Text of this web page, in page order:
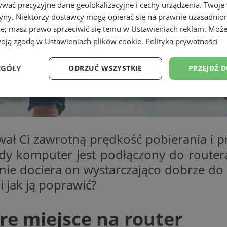
Ci zawrotną prędkość pobierania i
komputer jest podłączony do
dociera on wystarczająco dobrze
jak ją poprawić?
miejsce na router
precyzyjne dane geolokalizacyjne i cechy urządzenia.
Niektórzy dostawcy mogą opierać się na prawnie
masz prawo sprzeciwić się temu w Ustawieniach reklam.
zgodę w Ustawieniach plików cookie. Polityka prywatności
PRZEJDŹ
ODRZUĆ WSZYSTKIE
Wydajność Targetowanie Funkcjonalność
Wydajność Targetowanie Funkcjonalność
umożliwiają korzystanie z podstawowych funkcji strony internetowej, takich jak
Provider /
Domena
przechowywania
Opis